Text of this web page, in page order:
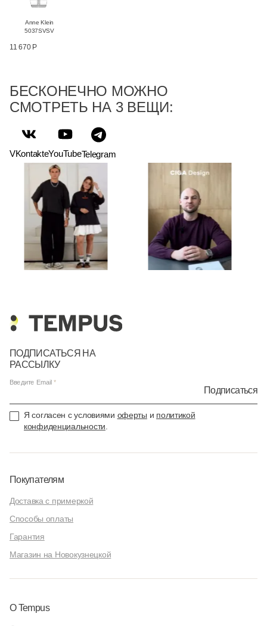
Anne Klein
5037SVSV
11 670 Р
БЕСКОНЕЧНО МОЖНО
СМОТРЕТЬ НА 3 ВЕЩИ:
VKontakteYouTubeTelegram
ПОДПИСАТЬСЯ НА
РАССЫЛКУ
Введите Email
Подписаться
Я согласен с условиями оферты и политикой
конфиденциальности
Покупателям
Доставка с примеркой
Способы оплаты
Гарантия
Магазин на Новокузнецкой
О Tempus